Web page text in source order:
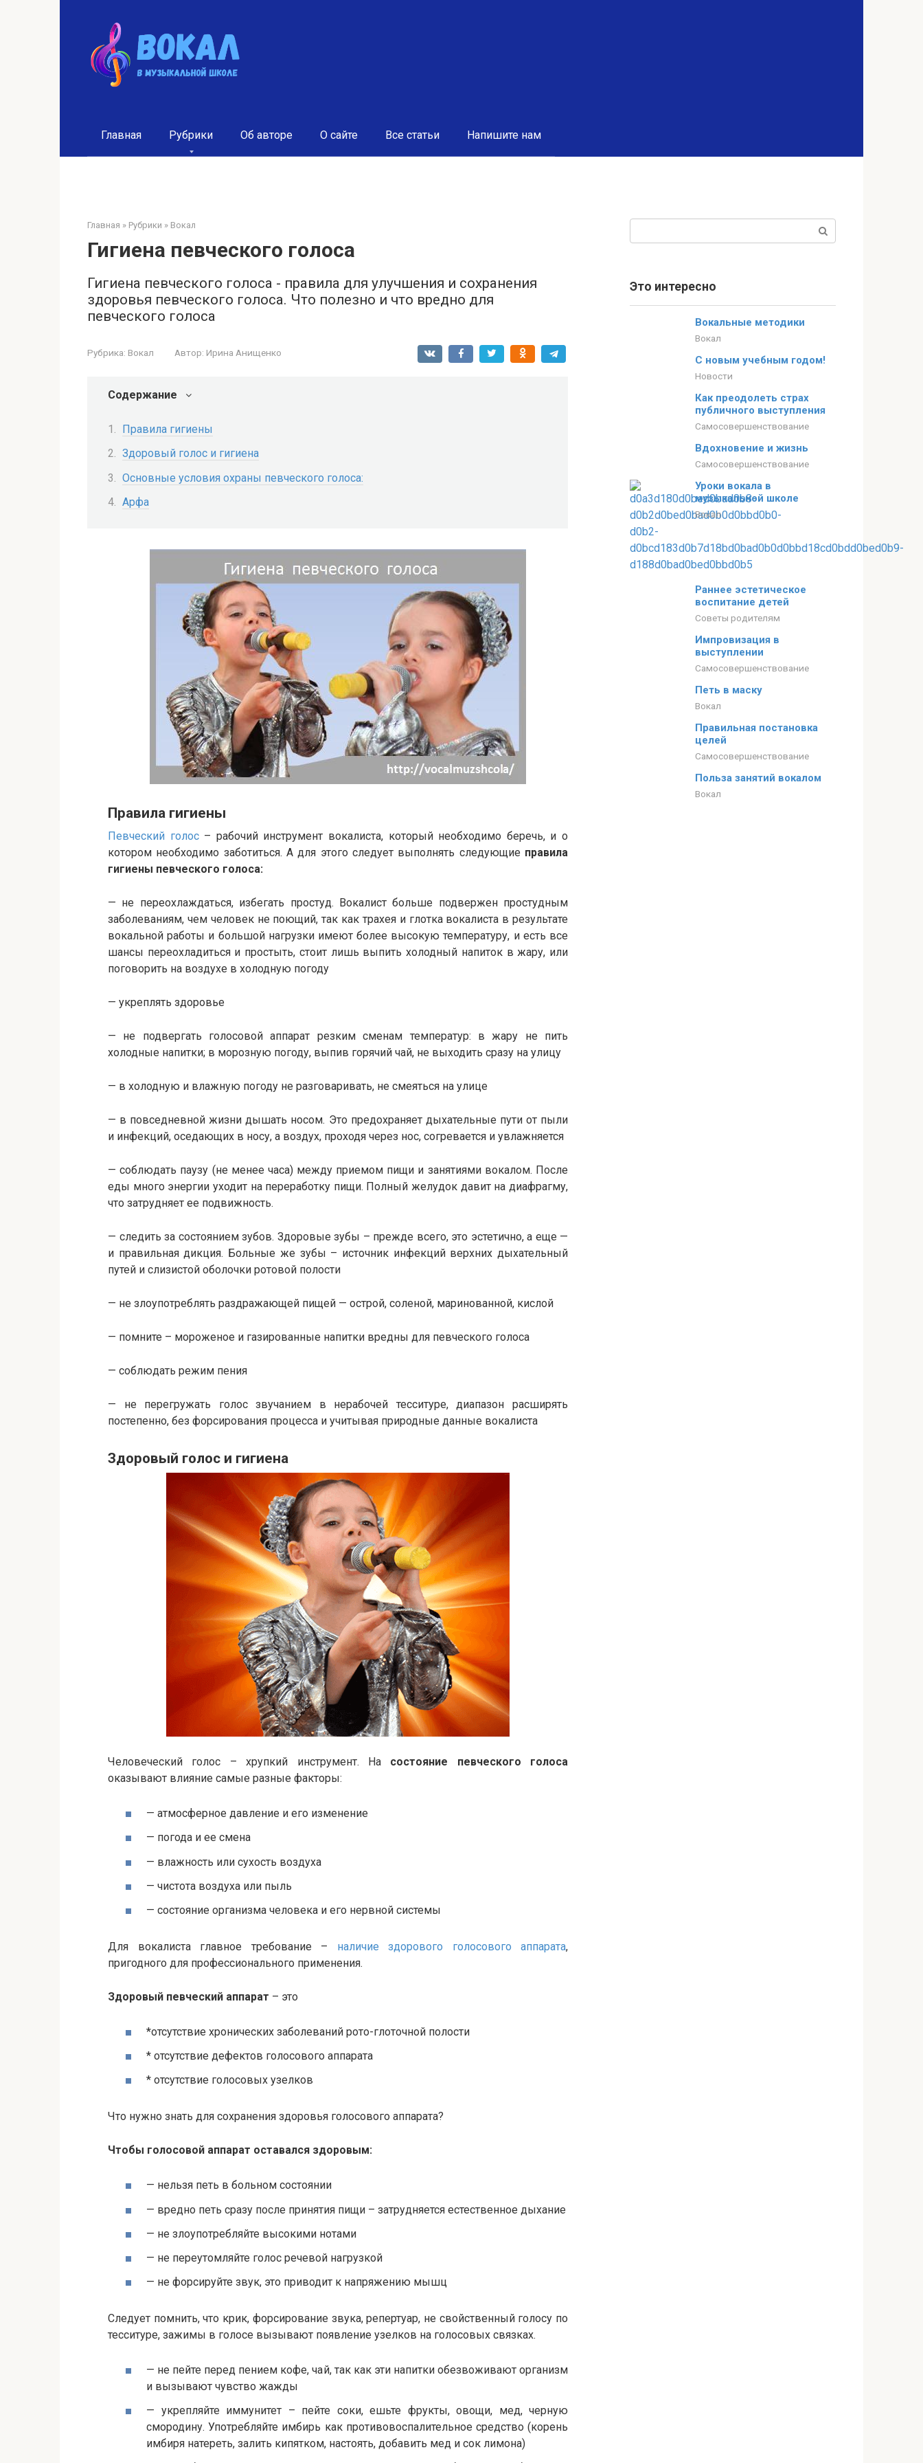
Главная Рубрики Об авторе О сайте Все статьи Напишите нам
Главная » Рубрики » Вокал
Гигиена певческого голоса
Гигиена певческого голоса - правила для улучшения и сохранения
здоровья певческого голоса. Что полезно и что вредно для
певческого голоса
Рубрика: Вокал Автор: Ирина Анищенко
Содержание
Правила гигиены
Здоровый голос и гигиена
Основные условия охраны певческого голоса:
Арфа
Правила гигиены
Певческий голос– рабочий инструмент вокалиста, который необходимо беречь, и о
котором необходимо заботиться. А для этого следует выполнять следующие правила
гигиены певческого голоса:
— не переохлаждаться, избегать простуд. Вокалист больше подвержен простудным
заболеваниям, чем человек не поющий, так как трахея и глотка вокалиста в результате
вокальной работы и большой нагрузки имеют более высокую температуру, и есть все
шансы переохладиться и простыть, стоит лишь выпить холодный напиток в жару, или
поговорить на воздухе в холодную погоду
— укреплять здоровье
— не подвергать голосовой аппарат резким сменам температур: в жару не пить
холодные напитки; в морозную погоду, выпив горячий чай, не выходить сразу на улицу
— в холодную и влажную погоду не разговаривать, не смеяться на улице
— в повседневной жизни дышать носом. Это предохраняет дыхательные пути от пыли
и инфекций, оседающих в носу, а воздух, проходя через нос, согревается и увлажняется
— соблюдать паузу (не менее часа) между приемом пищи и занятиями вокалом. После
еды много энергии уходит на переработку пищи. Полный желудок давит на диафрагму,
что затрудняет ее подвижность.
— следить за состоянием зубов. Здоровые зубы – прежде всего, это эстетично, а еще —
и правильная дикция. Больные же зубы – источник инфекций верхних дыхательный
путей и слизистой оболочки ротовой полости
— не злоупотреблять раздражающей пищей — острой, соленой, маринованной, кислой
— помните – мороженое и газированные напитки вредны для певческого голоса
— соблюдать режим пения
— не перегружать голос звучанием в нерабочей тесситуре, диапазон расширять
постепенно, без форсирования процесса и учитывая природные данные вокалиста
Здоровый голос и гигиена
Человеческий голос – хрупкий инструмент. На состояние певческого голоса
оказывают влияние самые разные факторы:
— атмосферное давление и его изменение
— погода и ее смена
— влажность или сухость воздуха
— чистота воздуха или пыль
— состояние организма человека и его нервной системы
Для вокалиста главное требование – наличие здорового голосового аппарата,
пригодного для профессионального применения.
Здоровый певческий аппарат – это
*отсутствие хронических заболеваний рото-глоточной полости
* отсутствие дефектов голосового аппарата
* отсутствие голосовых узелков
Что нужно знать для сохранения здоровья голосового аппарата?
Чтобы голосовой аппарат оставался здоровым:
— нельзя петь в больном состоянии
— вредно петь сразу после принятия пищи – затрудняется естественное дыхание
— не злоупотребляйте высокими нотами
— не переутомляйте голос речевой нагрузкой
— не форсируйте звук, это приводит к напряжению мышц
Следует помнить, что крик, форсирование звука, репертуар, не свойственный голосу по
тесситуре, зажимы в голосе вызывают появление узелков на голосовых связках.
— не пейте перед пением кофе, чай, так как эти напитки обезвоживают организм
и вызывают чувство жажды
— укрепляйте иммунитет – пейте соки, ешьте фрукты, овощи, мед, черную
смородину. Употребляйте имбирь как противовоспалительное средство (корень
имбиря натереть, залить кипятком, настоять, добавить мед и сок лимона)
Это интересно
Вокальные методики
Вокал
С новым учебным годом!
Новости
Как преодолеть страх
публичного выступления
Самосовершенствование
Вдохновение и жизнь
Самосовершенствование
Уроки вокала в
музыкальной школе
Вокал
Раннее эстетическое
воспитание детей
Советы родителям
Импровизация в
выступлении
Самосовершенствование
Петь в маску
Вокал
Правильная постановка
целей
Самосовершенствование
Польза занятий вокалом
Вокал